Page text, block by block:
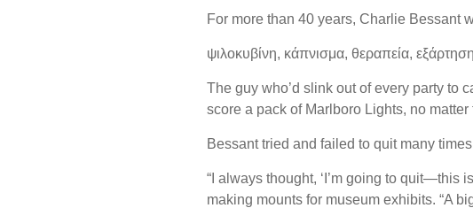
For more than 40 years, Charlie Bessant
ψιλοκυβίνη, κάπνισμα, θεραπεία,
The guy who’d slink out of every party to
score a pack of Marlboro Lights, no matter
Bessant tried and failed to quit many
“I always thought, ‘I’m going to quit—this
making mounts for museum exhibits. “A